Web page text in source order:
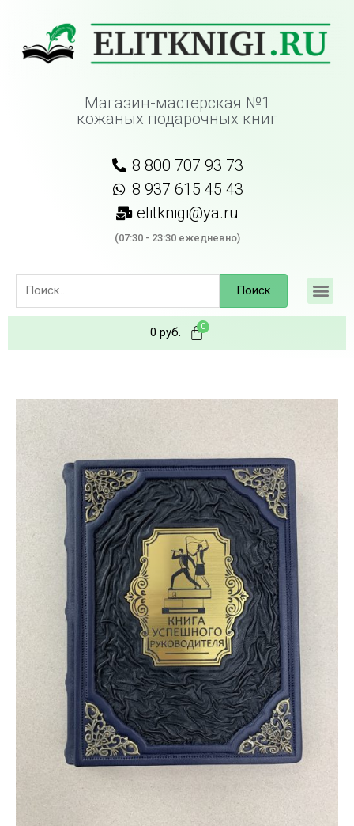
Магазин-мастерская №1
кожаных подарочных книг
8 800 707 93 73
8 937 615 45 43
elitknigi@ya.ru
(07:30 - 23:30 ежедневно)
Поиск
0 руб.